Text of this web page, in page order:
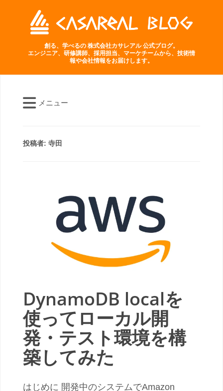
創る、学べるの 株式会社カサレアル 公式ブログ。
エンジニア、研修講師、採用担当、マーケチームから、技術情
報や会社情報をお届けします。
メニュー
投稿者: 寺田
DynamoDB localを
使ってローカル開
発・テスト環境を構
築してみた
はじめに 開発中のシステムでAmazon